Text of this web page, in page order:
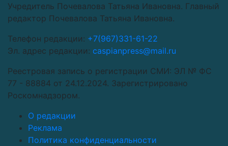
Учредитель Почевалова Татьяна Ивановна. Главный
редактор Почевалова Татьяна Ивановна.
Телефон редакции: +7(967)331-61-22
Эл. адрес редакции: caspianpress@mail.ru
Реестровая запись о регистрации СМИ: ЭЛ № ФС
77 - 88884 от 24.12.2024. Зарегистрировано
Роскомнадзором.
О редакции
Реклама
Политика конфиденциальности